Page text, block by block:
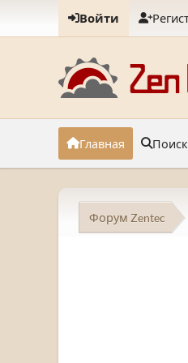
Войти
Главная Поиск
Форум Zentec